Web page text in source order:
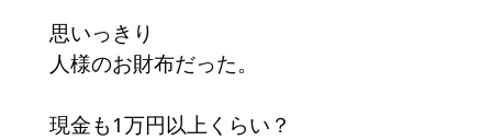
思いっきり
人様のお財布だった。
現金も1万円以上くらい？